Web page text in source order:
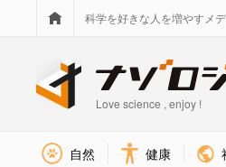
科学を好きな人を増やすメ
Love science , enjoy !
自然 健康